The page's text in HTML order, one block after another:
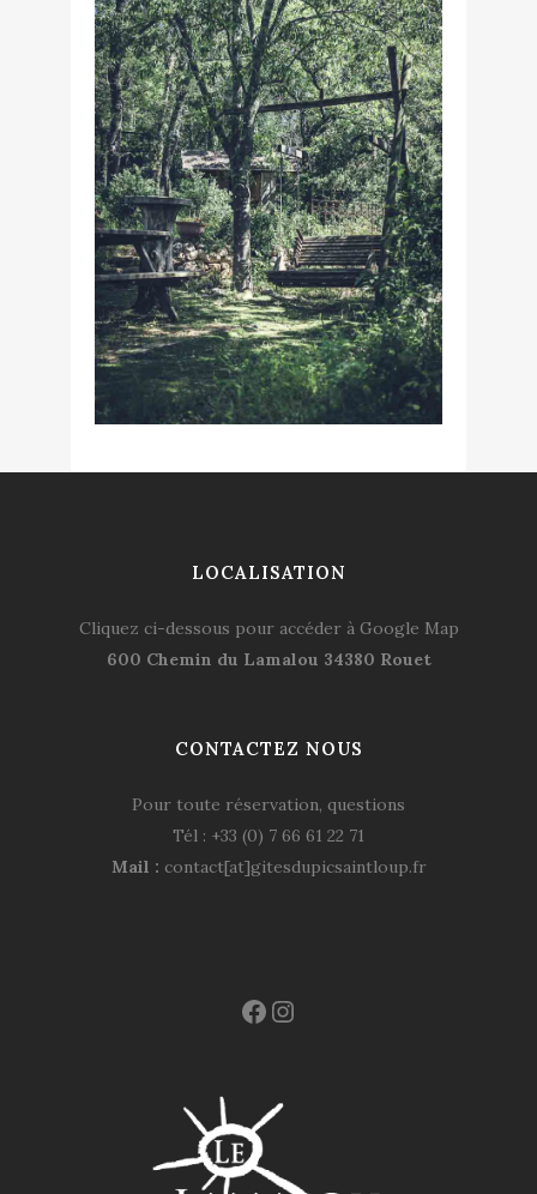
LOCALISATION
Cliquez ci-dessous pour accéder à Google Map
600 Chemin du Lamalou 34380 Rouet
CONTACTEZ NOUS
Pour toute réservation, questions
Tél : +33 (0) 7 66 61 22 71
Mail : contact[at]gitesdupicsaintloup.fr
Facebook
Instagram